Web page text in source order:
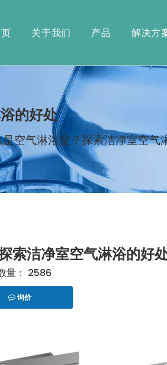
关于我们 产品 解决方
的好处
空气淋浴室？探索洁净室空气
索洁净室空气淋浴的好
量： 2586
询价